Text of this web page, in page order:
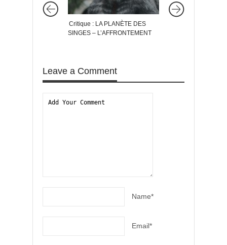
Critique : LA PLANÈTE DES
SINGES – L’AFFRONTEMENT
Leave a Comment
Name*
Email*